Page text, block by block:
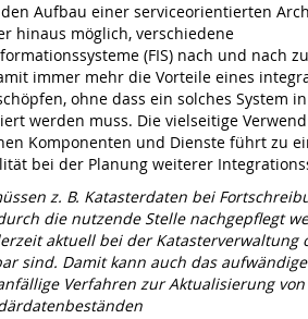
Aufbau einer serviceorientierten
hinaus möglich, verschiedene
(FIS) nach und nach
immer mehr die Vorteile eines
ohne dass ein solches System
werden muss. Die vielseitige
Komponenten und Dienste führt zu
bei der Planung weiterer
z. B. Katasterdaten bei
die nutzende Stelle nachgepflegt
aktuell bei der Katasterverwaltung
sind. Damit kann auch das
Verfahren zur Aktualisierung von